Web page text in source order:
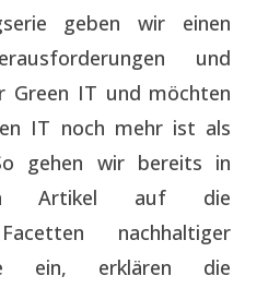
geben wir einen
und
Green IT und möchten
IT noch mehr ist als
gehen wir bereits in
Artikel auf die
nachhaltiger
ein, erklären die